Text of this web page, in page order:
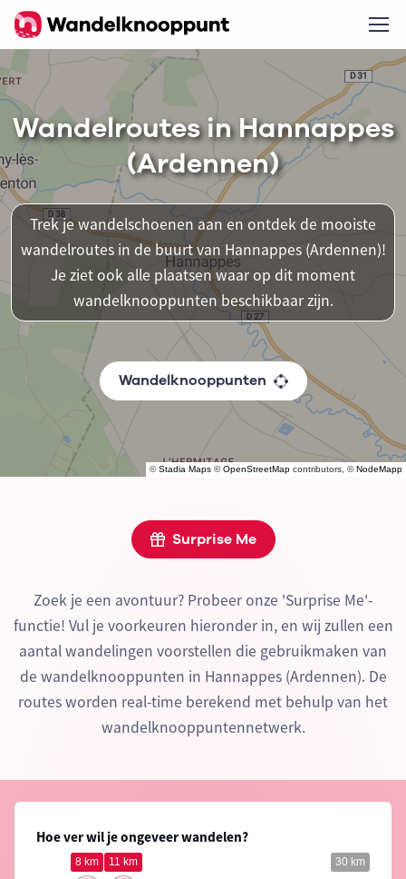
©Stadia Maps ©OpenStreetMap contributors, ©NodeMapp
Wandelroutes in Hannappes
(Ardennen)
Trek je wandelschoenen aan en ontdek de mooiste
wandelroutes in de buurt van Hannappes (Ardennen)!
Je ziet ook alle plaatsen waar op dit moment
wandelknooppunten beschikbaar zijn.
Wandelknooppunten
Surprise Me
Zoek je een avontuur? Probeer onze 'Surprise Me'-
functie! Vul je voorkeuren hieronder in, en wij zullen een
aantal wandelingen voorstellen die gebruikmaken van
de wandelknooppunten in Hannappes (Ardennen). De
routes worden real-time berekend met behulp van het
wandelknooppuntennetwerk.
Hoe ver wil je ongeveer wandelen?
30 km
8 km 11 km